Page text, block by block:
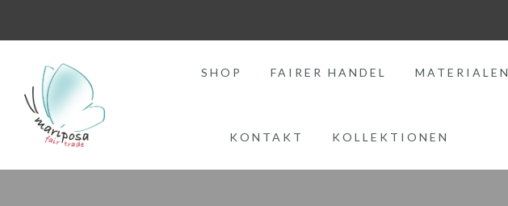
SHOP FAIRER HANDEL MATERIALEN
KONTAKT KOLLEKTIONEN